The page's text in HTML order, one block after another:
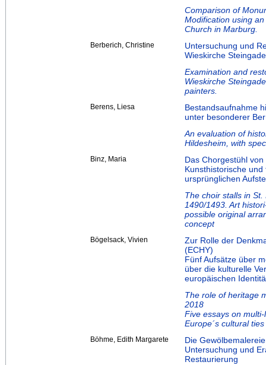
Comparison of
Modification using
Church in Marburg.
Berberich, Christine
Untersuchung und
Wieskirche
Examination and
Wieskirche
painters.
Berens, Liesa
Bestandsaufnahme
unter besonderer
An evaluation of
Hildesheim, with
Binz, Maria
Das Chorgestühl
Kunsthistorische
ursprünglichen
The choir stalls in
1490/1493. Art
possible original
concept
Bögelsack, Vivien
Zur Rolle der
(ECHY)
Fünf Aufsätze über
über die kulturelle
europäischen
The role of heritage
2018
Five essays on
Europe´s cultural
Böhme, Edith Margarete
Die
Untersuchung und
Restaurierung